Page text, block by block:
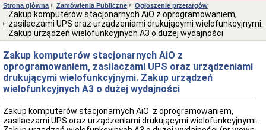
Statut
Regulamin
Aktualne
oferty
pracy
Kontrole
w
Ośrodku
Wykaz
zbędnych
i
Strona główna Zamówienia Publiczne Ogłoszenie przetargów
Zakup komputerów stacjonarnych AiO z oprogramowaniem,
zasilaczami UPS oraz urządzeniami drukującymi wielofunkcyjnymi.
Zakup urządzeń wielofunkcyjnych A3 o dużej wydajności
Zakup komputerów stacjonarnych AiO z
oprogramowaniem, zasilaczami UPS oraz urządzeniami
drukującymi wielofunkcyjnymi. Zakup urządzeń
wielofunkcyjnych A3 o dużej wydajności
Zakup komputerów stacjonarnych AiO z oprogramowaniem,
zasilaczami UPS oraz urządzeniami drukującymi wielofunkcyjnymi.